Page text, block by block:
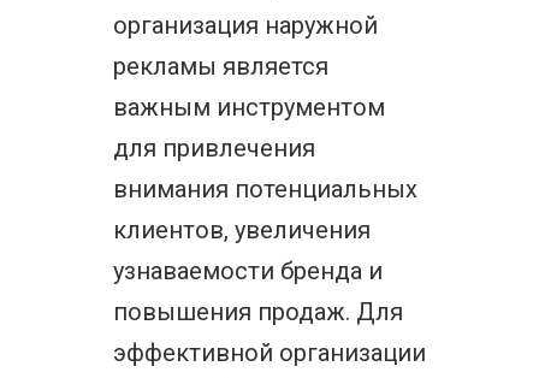
организация наружной
рекламы является
важным инструментом
для привлечения
внимания потенциальных
клиентов, увеличения
узнаваемости бренда и
повышения продаж. Для
эффективной организации